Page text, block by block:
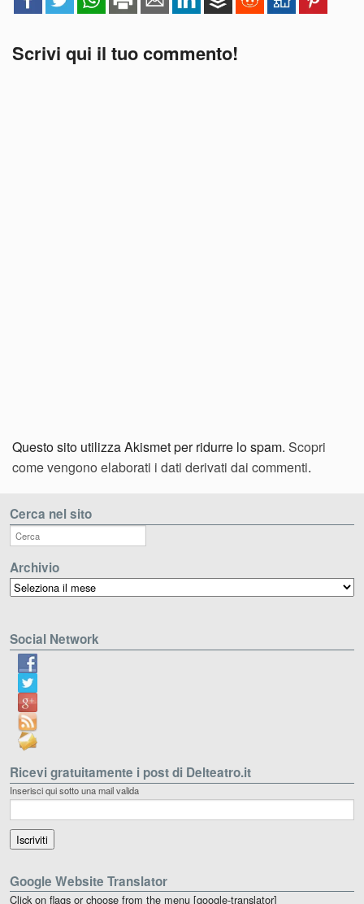
Scrivi qui il tuo commento!
Questo sito utilizza Akismet per ridurre lo spam. Scopri
come vengono elaborati i dati derivati dai commenti.
Cerca nel sito
Archivio
Archivio
Social Network
Ricevi gratuitamente i post di Delteatro.it
Inserisci qui sotto una mail valida
Google Website Translator
Click on flags or choose from the menu [google-translator]